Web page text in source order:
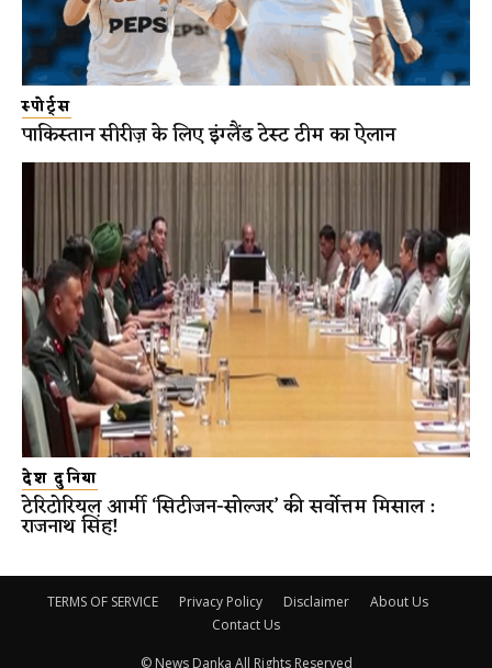
स्पोर्ट्स
पाकिस्तान सीरीज़ के लिए इंग्लैंड टेस्ट टीम का ऐलान
देश दुनिया
टेरिटोरियल आर्मी ‘सिटीजन-सोल्जर’ की सर्वोत्तम मिसाल :
राजनाथ सिंह!
TERMS OF SERVICE Privacy Policy Disclaimer
About Us
Contact Us
© News Danka All Rights Reserved